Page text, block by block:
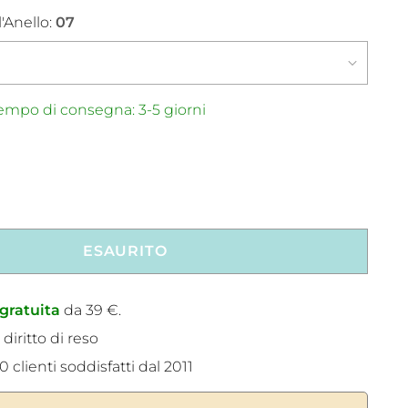
07
di consegna: 3-5 giorni
ESAURITO
da 39 €.
di reso
clienti soddisfatti dal 2011